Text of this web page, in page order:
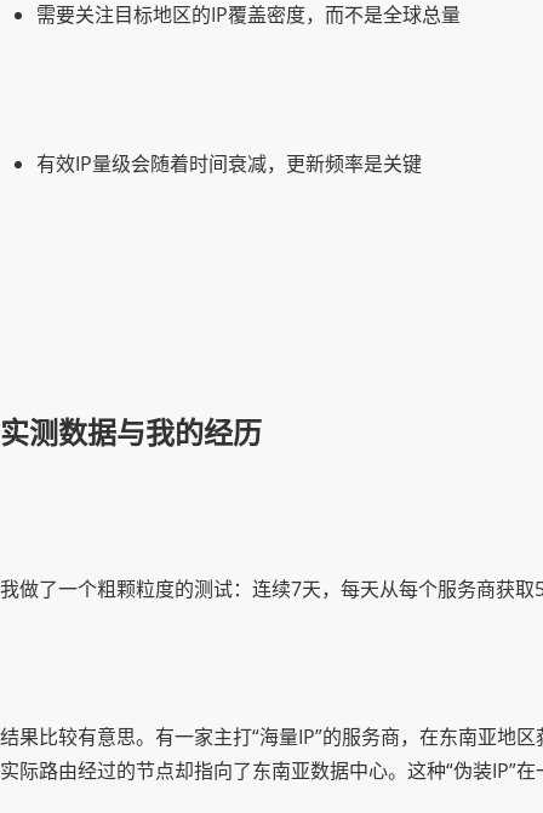
需要关注目标地区的IP覆盖密度，而不是全球总量
有效IP量级会随着时间衰减，更新频率是关键
实测数据与我的经历
我做了一个粗颗粒度的测试：连续7天，每天从每个服务商获
结果比较有意思。有一家主打“海量IP”的服务商，在东南亚地
实际路由经过的节点却指向了东南亚数据中心。这种“伪装IP”